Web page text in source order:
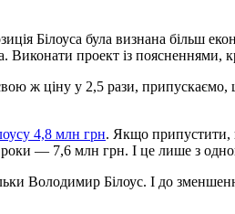
Білоуса була визнана більш
проект із поясненнями,
ж ціну у 2,5 рази,
4,8 млн грн. Якщо припустити,
роки — 7,6 млн грн. І це лише з
Володимир Білоус. І до